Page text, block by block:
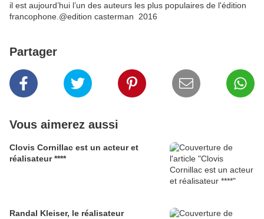
il est aujourd’hui l’un des auteurs les plus populaires de l'édition
francophone.@edition casterman 2016
Partager
Vous aimerez aussi
Clovis Cornillac est un acteur et
réalisateur ****
Randal Kleiser, le réalisateur